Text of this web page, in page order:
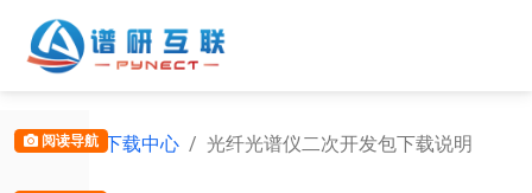
阅读导航 下载中心 光纤光谱仪二次开发包下载说明